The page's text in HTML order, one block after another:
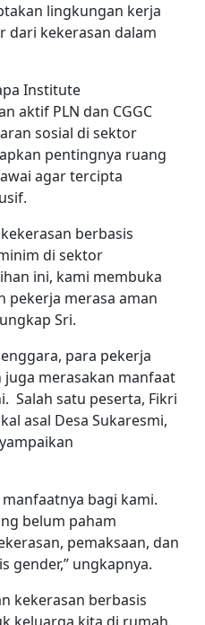
lingkungan kerja
dari kekerasan dalam
Institute
aktif PLN dan CGGC
sosial di sektor
pentingnya ruang
agar tercipta
berbasis
di sektor
ini, kami membuka
pekerja merasa aman
Sri.
para pekerja
merasakan manfaat
Salah satu peserta, Fikri
asal Desa Sukaresmi,
bagi kami.
belum paham
pemaksaan, dan
gender,” ungkapnya.
kekerasan berbasis